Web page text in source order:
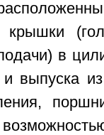
крышки
в
выпуска